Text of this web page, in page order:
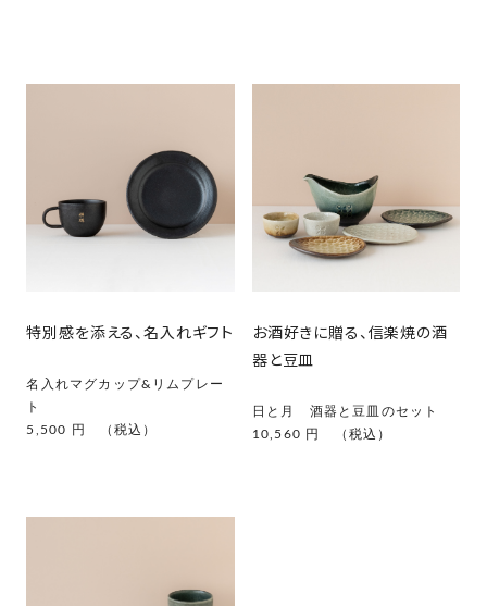
特別感を添える、名入れギフト
名入れマグカップ&リムプレー
ト
5,500 円 （税込）
お酒好きに贈る、信楽焼の酒
器と豆皿
日と月 酒器と豆皿のセット
10,560 円 （税込）